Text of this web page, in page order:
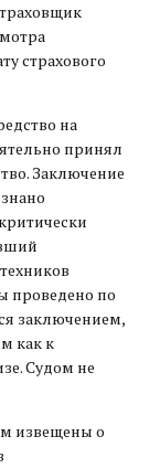
страхового
на
принял
Заключение
проведено по
заключением,
как к
Судом не
извещены о